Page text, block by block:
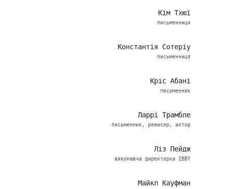
Кім Тхюї
письменниця
Константія Сотеріу
письменниця
Кріс Абані
письменник
Ларрі Трамбле
письменник, режисер, актор
Ліз Пейдж
виконавча директорка IBBY
Майкл Кауфман